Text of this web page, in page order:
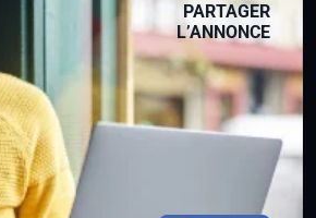
PARTAGER
L’ANNONCE